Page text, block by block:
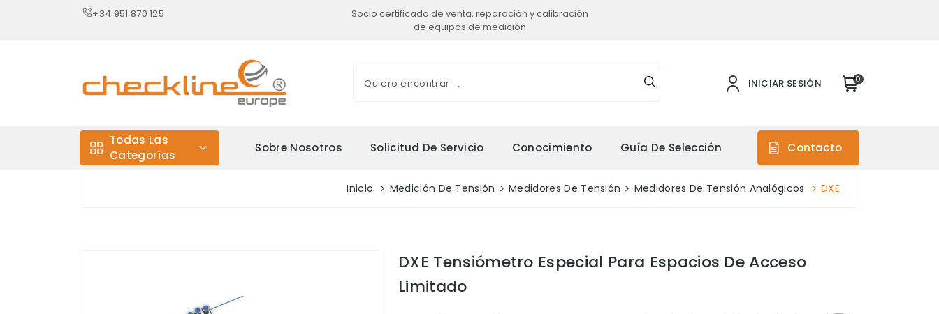
+34 951 870 125
Socio certificado de venta, reparación y calibración
de equipos de medición
INICIAR SESIÓN 0
Todas Las
Categorías
Sobre Nosotros Solicitud De Servicio Conocimiento Guía De Selección Contacto
Inicio Medición De Tensión Medidores De Tensión Medidores De Tensión Analógicos DXE
DXE Tensiómetro Especial Para Espacios De Acceso
Limitado